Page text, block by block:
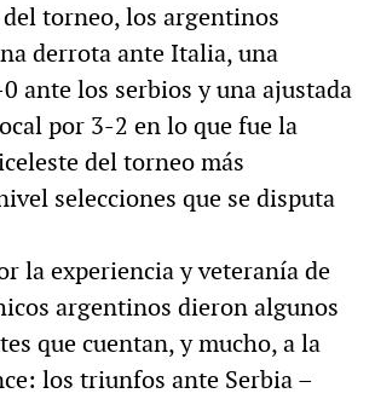
torneo, los argentinos
derrota ante Italia, una
ante los serbios y una ajustada
por 3-2 en lo que fue la
del torneo más
selecciones que se disputa
la experiencia y veteranía de
argentinos dieron algunos
que cuentan, y mucho, a la
los triunfos ante Serbia –